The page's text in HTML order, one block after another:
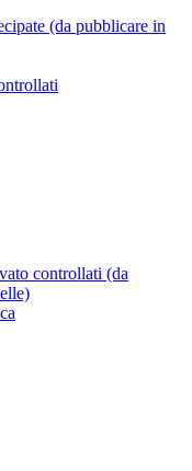
(da pubblicare in
controllati (da